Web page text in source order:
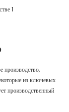
производство,
из ключевых
производственный